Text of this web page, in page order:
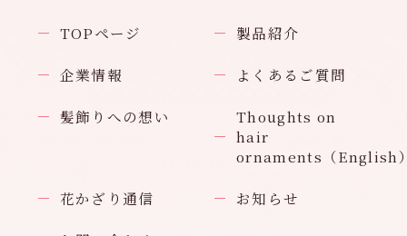
TOPページ 製品紹介
企業情報 よくあるご質問
髪飾りへの想い
Thoughts on
hair
ornaments（English
花かざり通信 お知らせ